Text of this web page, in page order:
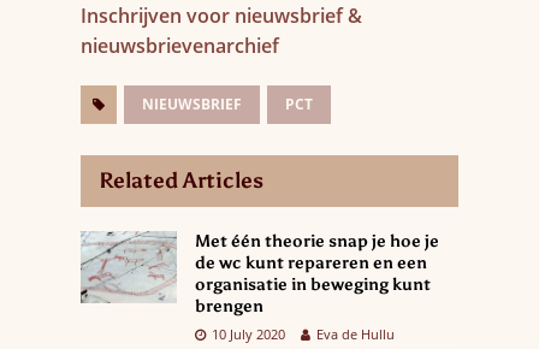
Inschrijven voor nieuwsbrief&
nieuwsbrievenarchief
NIEUWSBRIEF PCT
Related Articles
Met één theorie snap je hoe je
de wc kunt repareren en een
organisatie in beweging kunt
brengen
10 July 2020 Eva de Hullu